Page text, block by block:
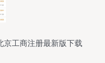
京工商注册最新版下载